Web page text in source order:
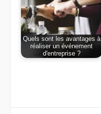
Quels sont les avantages à
réaliser un événement
d'entreprise ?